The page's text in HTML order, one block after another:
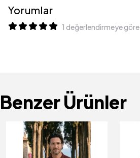
Yorumlar
1 değerlendirmeye göre
Benzer Ürünler